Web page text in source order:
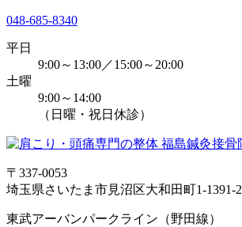
048-685-8340
平日
9:00～13:00／15:00～20:00
土曜
9:00～14:00
（日曜・祝日休診）
〒337-0053
埼玉県さいたま市見沼区大和田町1-1391-2
東武アーバンパークライン（野田線）